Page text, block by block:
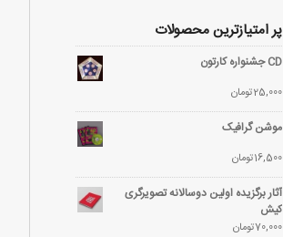
پر امتیازترین محصولات
CD جشنواره کارتون
25,000تومان
موشن گرافیک
16,500تومان
آثار برگزیده اولین دوسالانه تصویرگری
کیش
70,000تومان